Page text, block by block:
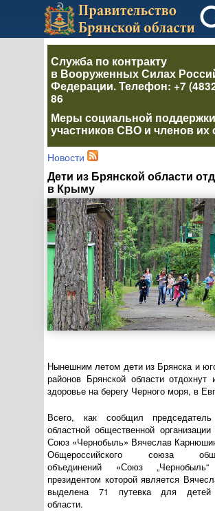
Служба по контракту
в Вооруженных Силах
Федерации. Телефон: +7
86
Меры социальной
участников СВО и членов их
Новости
Дети из Брянской области
в Крыму
Нынешним летом дети из Брянска и
районов Брянской области отдохнут
здоровье на берегу Черного моря, в
Всего, как сообщил
областной общественной
Союз «Чернобыль» Вячеслав
Общероссийского союза
объединений «Союз
президентом которой является
выделена 71 путевка для детей
области.